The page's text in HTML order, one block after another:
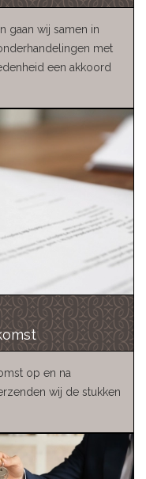
gaan wij samen in
met
een akkoord
op en na
wij de stukken